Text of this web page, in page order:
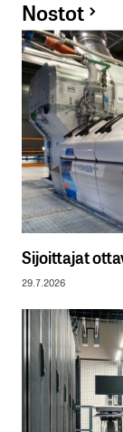
Nostot
Sijoittajat
29.7.2026